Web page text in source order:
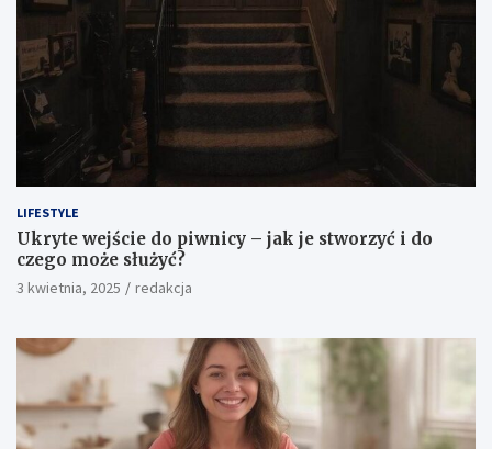
LIFESTYLE
Ukryte wejście do piwnicy – jak je stworzyć i do
czego może służyć?
3 kwietnia, 2025 redakcja